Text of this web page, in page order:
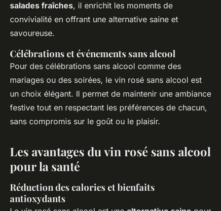
salades fraîches, il enrichit les moments de
convivialité en offrant une alternative saine et
savoureuse.
Célébrations et événements sans alcool
Pour des célébrations sans alcool comme des
mariages ou des soirées, le vin rosé sans alcool est
un choix élégant. Il permet de maintenir une ambiance
festive tout en respectant les préférences de chacun,
sans compromis sur le goût ou le plaisir.
Les avantages du vin rosé sans alcool
pour la santé
Réduction des calories et bienfaits
antioxydants